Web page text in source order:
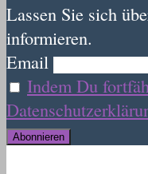
Lassen Sie sich
informieren.
Email
Indem Du